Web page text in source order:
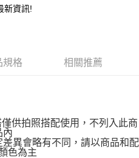
運費
免運費
新資訊!
規格 相關推薦
供拍照搭配使用，不列入此商
內
異會略有不同，請以商品和配
色為主